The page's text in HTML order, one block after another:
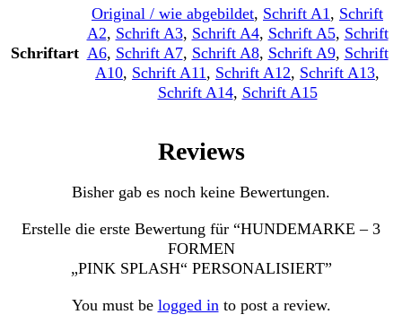
Schriftart
Original / wie abgebildet, Schrift A1 , Schrift
A2, Schrift A3, Schrift A4, Schrift A5, Schrift
A6, Schrift A7, Schrift A8, Schrift A9, Schrift
A10, Schrift A11 , Schrift A12, Schrift A13,
Schrift A14, Schrift A15
Reviews
Bisher gab es noch keine Bewertungen.
Erstelle die erste Bewertung für “HUNDEMARKE – 3
FORMEN
„PINK SPLASH“ PERSONALISIERT”
You must be logged into post a review.